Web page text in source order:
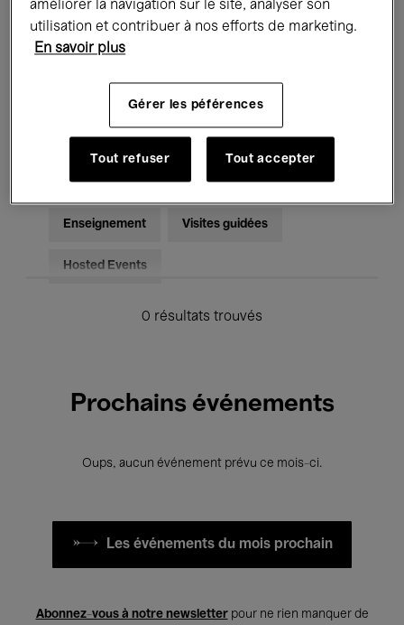
Rencontres & Débats Jazz
Musique électronique
Pour tous Kids’ Palace
Enseignement Visites guidées
Hosted Events
0 résultats trouvés
Prochains événements
Oups, aucun événement prévu ce mois-ci.
Les événements du mois prochain
Abonnez-vous à notre newsletterpour ne rien manquer de
améliorer la navigation sur le site, analyser son
utilisation et contribuer à nos efforts de marketing.
En savoir plus
Gérer les péférences
Tout refuser Tout accepter